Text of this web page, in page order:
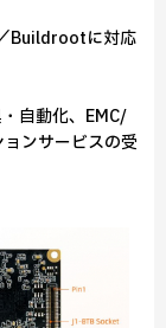
Buildrootに対応
自動化、EMC/
ンサービスの受